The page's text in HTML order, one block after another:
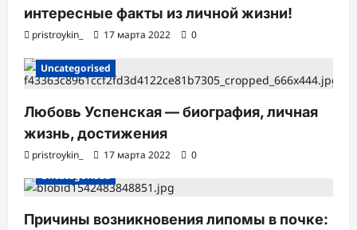
интересные факты из личной жизни!
pristroykin_ 17 марта 2022 0
Uncategorised
Любовь Успенская — биография, личная
жизнь, достижения
pristroykin_ 17 марта 2022
0
Uncategorised
Причины возникновения липомы в почке: